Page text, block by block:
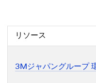
リソース
3Mジャパングループ